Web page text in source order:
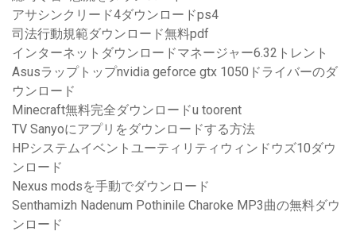
アサシンクリード4ダウンロードps4
司法行動規範ダウンロード無料pdf
インターネットダウンロードマネージャー6.32トレント
Asusラップトップnvidia geforce gtx 1050ドライバーのダ
ウンロード
Minecraft無料完全ダウンロードu toorent
TV Sanyoにアプリをダウンロードする方法
HPシステムイベントユーティリティウィンドウズ10ダウ
ンロード
Nexus modsを手動でダウンロード
Senthamizh Nadenum Pothinile Charoke MP3曲の無料ダウ
ンロード